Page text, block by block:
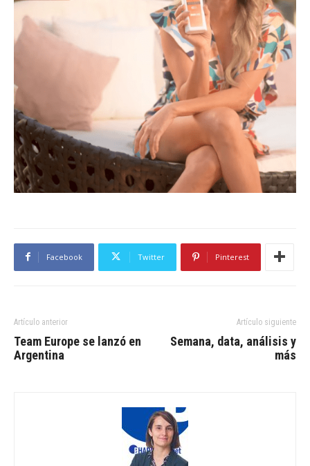
Facebook Twitter Pinterest
Artículo anterior
Team Europe se lanzó en
Argentina
Artículo siguiente
Semana, data, análisis y
más